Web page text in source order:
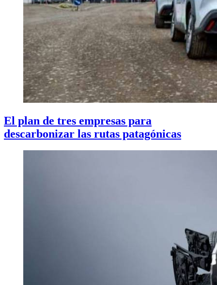
El plan de tres empresas para
descarbonizar las rutas patagónicas